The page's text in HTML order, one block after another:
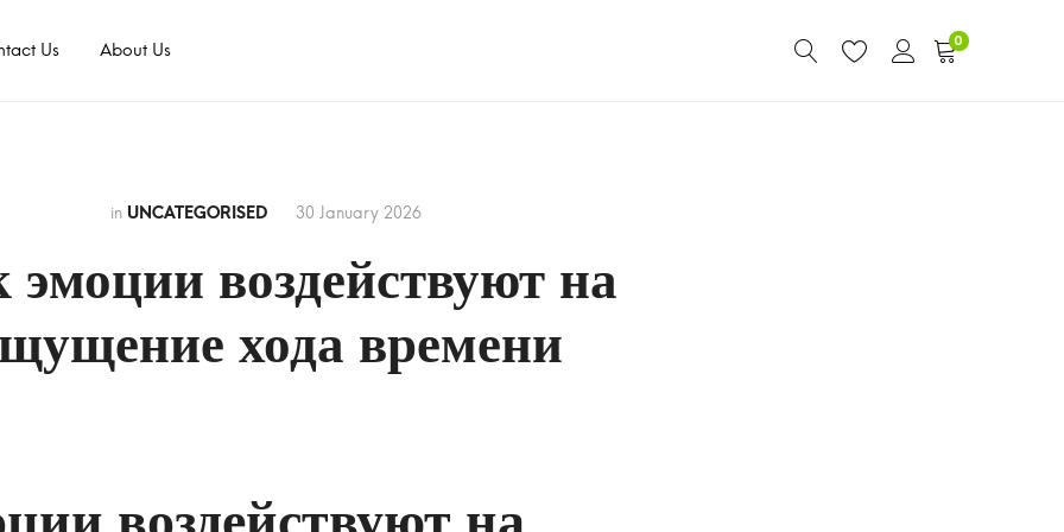
Us About Us 0
in UNCATEGORISED 30 January 2026
эмоции воздействуют на
хода времени